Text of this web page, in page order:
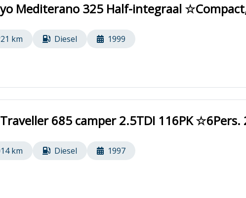
Mediterano 325 Half-integraal
km Diesel 1999
685 camper 2.5TDI 116PK
km Diesel 1997